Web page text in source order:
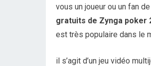
vous un joueur ou un fan
gratuits de Zynga poker
est très populaire dans le
il s’agit d’un jeu vidéo